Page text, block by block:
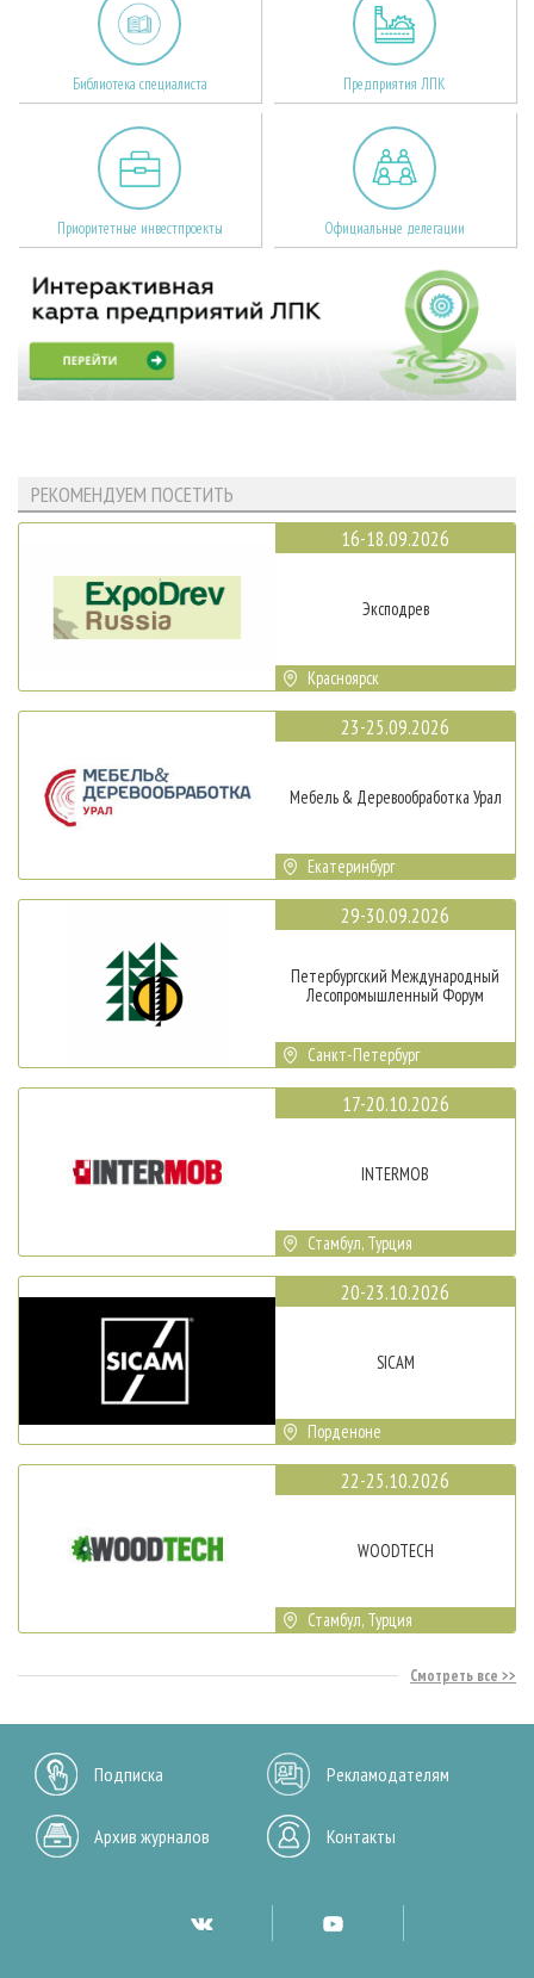
Библиотека специалиста Предприятия ЛПК
Приоритетные инвестпроекты Официальные делегации
РЕКОМЕНДУЕМ ПОСЕТИТЬ
16-18.09.2026
Эксподрев
Красноярск
23-25.09.2026
Мебель & Деревообработка Урал
Екатеринбург
29-30.09.2026
Петербургский Международный
Лесопромышленный Форум
Санкт-Петербург
17-20.10.2026
INTERMOB
Стамбул, Турция
20-23.10.2026
SICAM
Порденоне
22-25.10.2026
WOODTECH
Стамбул, Турция
Смотреть все
Подписка Рекламодателям
Архив журналов Контакты